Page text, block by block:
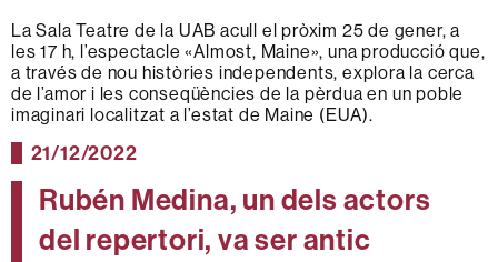
La Sala Teatre de la UAB acull el pròxim 25 de gener, a
les 17 h, l’espectacle «Almost, Maine», una producció que,
a través de nou històries independents, explora la cerca
de l’amor i les conseqüències de la pèrdua en un poble
imaginari localitzat a l’estat de Maine (EUA).
21/12/2022
Rubén Medina, un dels actors
del repertori, va ser antic